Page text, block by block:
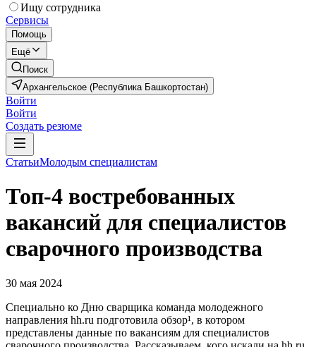
Ищу сотрудника
Сервисы
Помощь
Ещё
Поиск
Архангельское (Республика Башкортостан)
Войти
Войти
Создать резюме
СтатьиМолодым специалистам
Топ-4 востребованных
вакансий для специалистов
сварочного производства
30 мая 2024
Специально ко Дню сварщика команда молодежного
направления hh.ru подготовила обзор¹, в котором
представлены данные по вакансиям для специалистов